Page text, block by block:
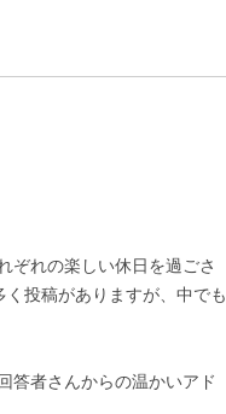
ぞれの楽しい休日を過ごさ
投稿がありますが、中でも
答者さんからの温かいアド